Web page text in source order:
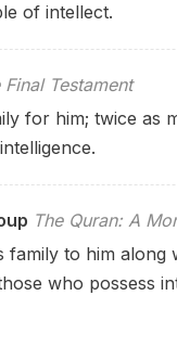
of intellect.
Final Testament
for him; twice as
The Quran: A
family to him
who possess